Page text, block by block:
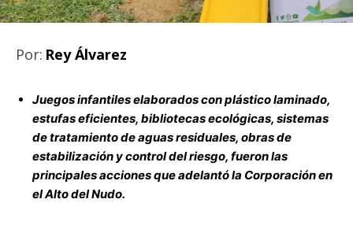
Por: Rey Álvarez
Juegos infantiles elaborados con plástico laminado,
estufas eficientes, bibliotecas ecológicas, sistemas
de tratamiento de aguas residuales, obras de
estabilización y control del riesgo, fueron las
principales acciones que adelantó la Corporación en
el Alto del Nudo.